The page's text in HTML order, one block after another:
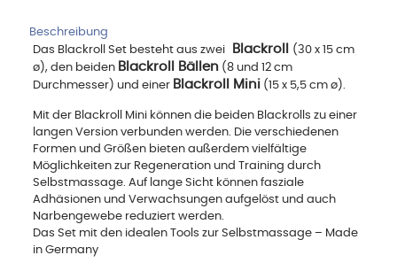
Beschreibung
Das Blackroll Set besteht aus zweiBlackroll
(30 x 15 cm
ø), den beiden Blackroll Bällen(8 und 12 cm
Durchmesser) und einer Blackroll Mini (15 x 5,5 cm ø).
Mit der Blackroll Mini können die beiden Blackrolls zu einer
langen Version verbunden werden. Die verschiedenen
Formen und Größen bieten außerdem vielfältige
Möglichkeiten zur Regeneration und Training durch
Selbstmassage. Auf lange Sicht können fasziale
Adhäsionen und Verwachsungen aufgelöst und auch
Narbengewebe reduziert werden.
Das Set mit den idealen Tools zur Selbstmassage – Made
in Germany